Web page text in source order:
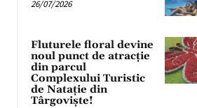
26/07/2026
Fluturele floral devine
noul punct de atracție
din parcul
Complexului Turistic
de Natație din
Târgoviște!